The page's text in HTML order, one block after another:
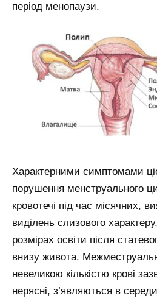
період менопаузи.
Характерними симптомами
порушення менструального
кровотечі під час місячних,
виділень слизового
розмірах освіти після
внизу живота.
невеликою кількістю крові
нерясні, з’являються в